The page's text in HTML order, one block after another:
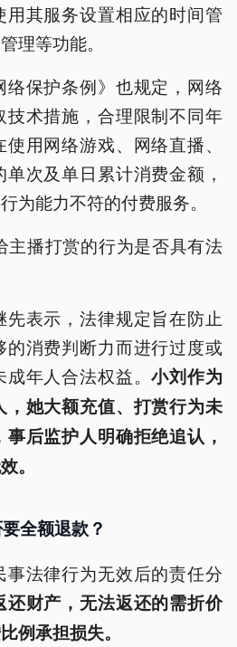
其服务设置相应的时间管
理等功能。
保护条例》也规定，网络
技术措施，合理限制不同年
用网络游戏、网络直播、
次及单日累计消费金额，
为能力不符的付费服务。
主播打赏的行为是否具有法
表示，法律规定旨在防止
的消费判断力而进行过度或
成年人合法权益。小刘作为
，她大额充值、打赏行为未
后监护人明确拒绝追认，
。
全额退款？
法律行为无效后的责任分
还财产，无法返还的需折价
例承担损失。